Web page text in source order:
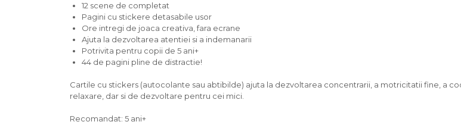
12 scene de completat
Pagini cu stickere detasabile usor
Ore intregi de joaca creativa, fara ecrane
Ajuta la dezvoltarea atentiei si a indemanarii
Potrivita pentru copii de 5 ani+
44 de pagini pline de distractie!
Cartile cu stickers (autocolante sau abtibilde) ajuta la dezvoltarea concentrarii, a motricitatii fine, a
relaxare, dar si de dezvoltare pentru cei mici.
Recomandat: 5 ani+